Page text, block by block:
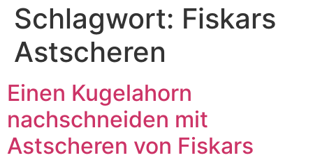
Schlagwort: Fiskars
Astscheren
Einen Kugelahorn
nachschneiden mit
Astscheren von Fiskars